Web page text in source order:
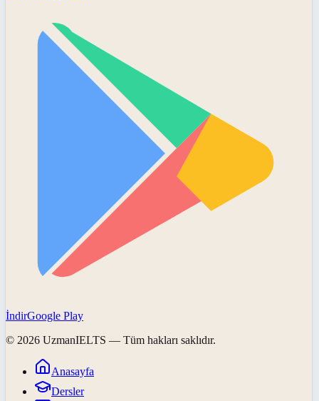
İndirGoogle Play
© 2026 UzmanIELTS — Tüm hakları saklıdır.
Anasayfa
Dersler